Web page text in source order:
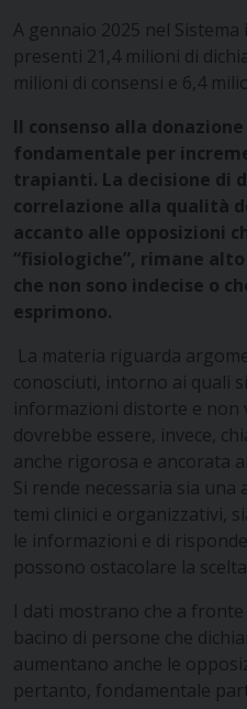
A gennaio 2025 nel
presenti 21,4 milioni di
milioni di consensi e 6,4
Il consenso alla
fondamentale per
trapianti. La decisione di
correlazione alla qualità
accanto alle opposizioni
“fisiologiche”, rimane
che non sono indecise o
esprimono.
La materia riguarda
conosciuti, intorno ai quali
informazioni distorte e non
dovrebbe essere, invece,
anche rigorosa e ancorata
Si rende necessaria sia una
temi clinici e organizzativi,
le informazioni e di
possono ostacolare la
I dati mostrano che a
bacino di persone che
aumentano anche le
pertanto, fondamentale